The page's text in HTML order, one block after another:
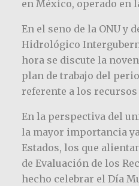
en México, operado en
En el seno de la ONU y
Hidrológico
hora se discute la
plan de trabajo del
referente a los
En la perspectiva del
la mayor importancia
Estados, los que
de Evaluación de los
hecho celebrar el Día